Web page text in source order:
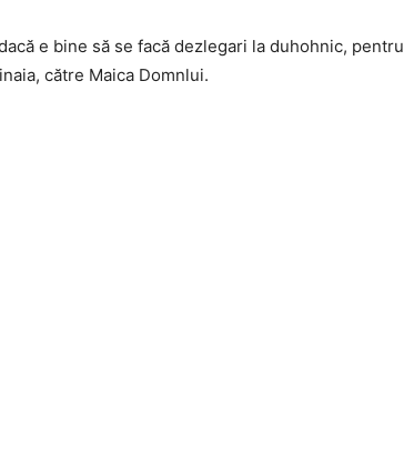
e bine să se facă dezlegari la duhohnic, pentru
către Maica Domnlui.